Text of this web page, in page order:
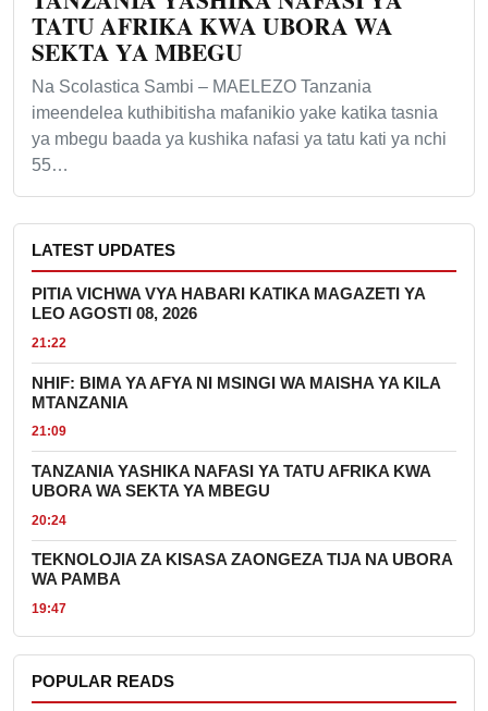
TATU AFRIKA KWA UBORA WA
SEKTA YA MBEGU
Na Scolastica Sambi – MAELEZO Tanzania
imeendelea kuthibitisha mafanikio yake katika tasnia
ya mbegu baada ya kushika nafasi ya tatu kati ya nchi
55…
LATEST UPDATES
PITIA VICHWA VYA HABARI KATIKA MAGAZETI YA
LEO AGOSTI 08, 2026
21:22
NHIF: BIMA YA AFYA NI MSINGI WA MAISHA YA KILA
MTANZANIA
21:09
TANZANIA YASHIKA NAFASI YA TATU AFRIKA KWA
UBORA WA SEKTA YA MBEGU
20:24
TEKNOLOJIA ZA KISASA ZAONGEZA TIJA NA UBORA
WA PAMBA
19:47
POPULAR READS